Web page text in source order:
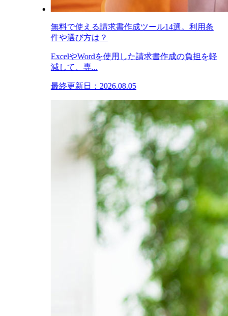
無料で使える請求書作成ツール14選。利用条
件や選び方は？
ExcelやWordを使用した請求書作成の負担を軽
減して、専...
最終更新日：2026.08.05